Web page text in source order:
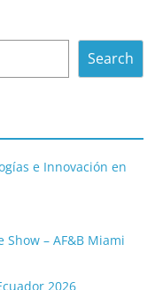
Search
e Innovación en
Show – AF&B Miami
2026